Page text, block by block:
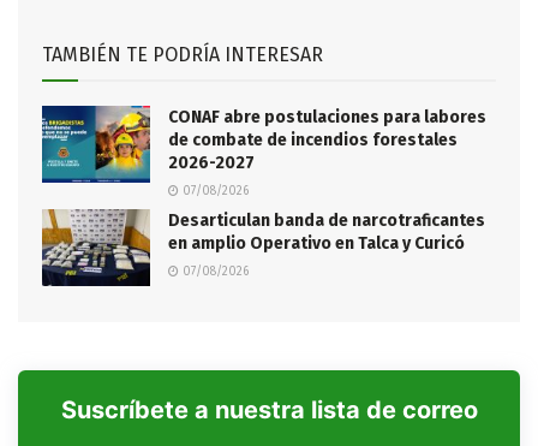
TAMBIÉN TE PODRÍA INTERESAR
CONAF abre postulaciones para labores
de combate de incendios forestales
2026-2027
07/08/2026
Desarticulan banda de narcotraficantes
en amplio Operativo en Talca y Curicó
07/08/2026
Suscríbete a nuestra lista de correo